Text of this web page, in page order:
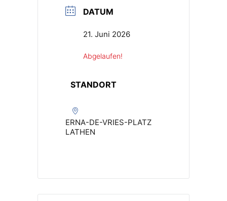
DATUM
21. Juni 2026
Abgelaufen!
STANDORT
ERNA-DE-VRIES-PLATZ
LATHEN